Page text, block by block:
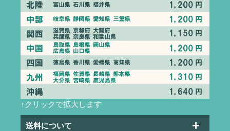
↑クリックで拡大します
送料について